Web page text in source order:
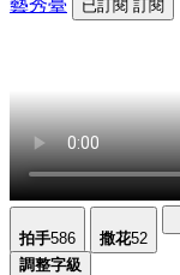
已訂閱 訂閱
拍手586 撒花52
調整字級